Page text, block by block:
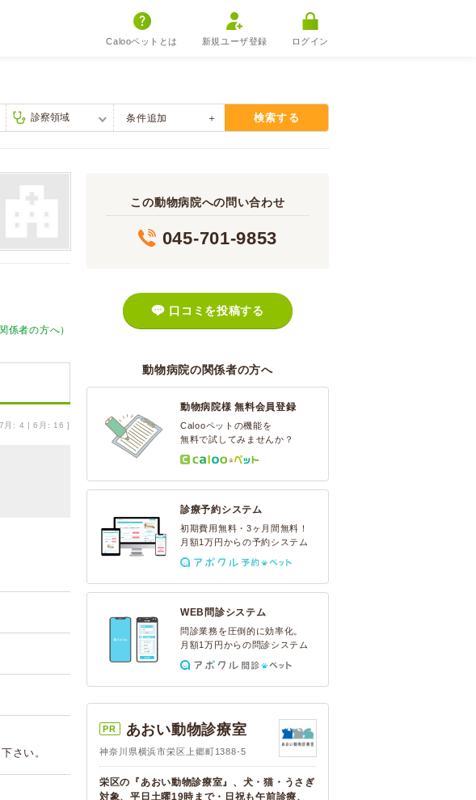
Calooペットとは 新規ユーザ登録 ログイン
条件追加 検索する
係者の方へ）
月: 4 | 6月: 16 ]
さい。
この動物病院への問い合わせ
045-701-9853
口コミを投稿する
動物病院の関係者の方へ
動物病院様 無料会員登録
Calooペットの機能を
無料で試してみませんか？
診療予約システム
初期費用無料・3ヶ月間無料！
月額1万円からの予約システム
WEB問診システム
問診業務を圧倒的に効率化。
月額1万円からの問診システム
PR あおい動物診療室
神奈川県横浜市栄区上郷町1388-5
栄区の『あおい動物診療室』、犬・猫・うさぎ
対象、平日土曜19時まで・日祝も午前診療、